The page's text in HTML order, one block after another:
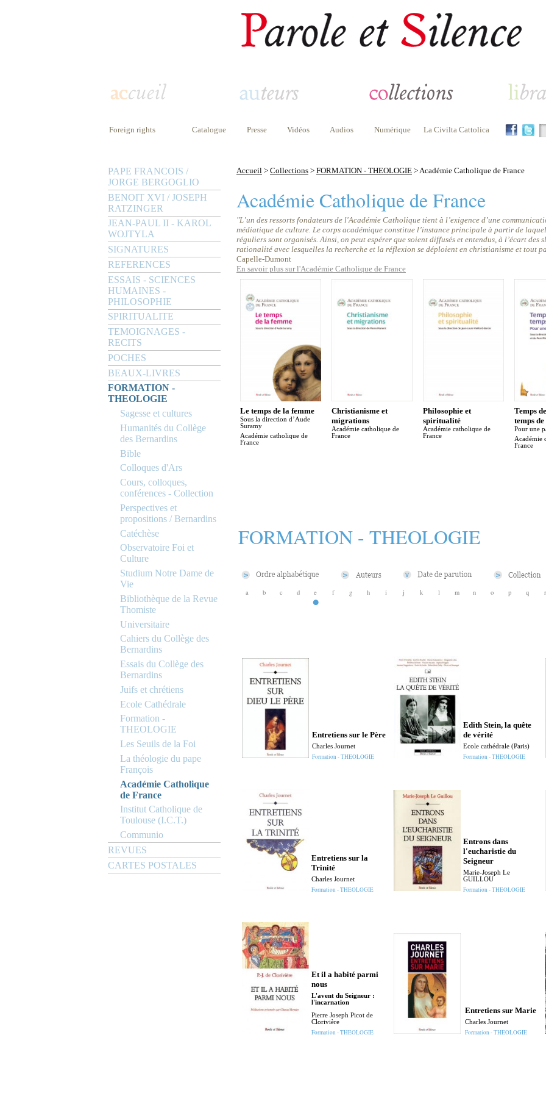
Foreign rights Catalogue Presse Vidéos Audios Numérique La Civilta Cattolica
PAPE FRANCOIS /
JORGE BERGOGLIO
BENOIT XVI / JOSEPH
RATZINGER
JEAN-PAUL II - KAROL
WOJTYLA
SIGNATURES
REFERENCES
ESSAIS - SCIENCES
HUMAINES -
PHILOSOPHIE
SPIRITUALITE
TEMOIGNAGES -
RECITS
POCHES
BEAUX-LIVRES
FORMATION -
THEOLOGIE
Sagesse et cultures
Humanités du Collège
des Bernardins
Bible
Colloques d'Ars
Cours, colloques,
conférences - Collection
Perspectives et
propositions / Bernardins
Catéchèse
Observatoire Foi et
Culture
Studium Notre Dame de
Vie
Bibliothèque de la Revue
Thomiste
Universitaire
Cahiers du Collège des
Bernardins
Essais du Collège des
Bernardins
Juifs et chrétiens
Ecole Cathédrale
Formation -
THEOLOGIE
Les Seuils de la Foi
La théologie du pape
François
Académie Catholique
de France
Institut Catholique de
Toulouse (I.C.T.)
Communio
REVUES
CARTES POSTALES
Accueil > Collections > FORMATION - THEOLOGIE > Académie Catholique de France
Académie Catholique de France
"L’un des ressorts fondateurs de l'Académie Catholique tient à l’exigence d’une
médiatique de culture. Le corps académique constitue l’instance principale à partir de
réguliers sont organisés. Ainsi, on peut espérer que soient diffusés et entendus, à l’écart des
rationalité avec lesquelles la recherche et la réflexion se déploient en christianisme et tout
Capelle-Dumont
En savoir plus sur l'Académie Catholique de France
Le temps de la femme
Sous la direction d’Aude
Suramy
Académie catholique de
France
Christianisme et
migrations
Académie catholique de
France
Philosophie et
spiritualité
Académie catholique de
France
Temps
temps
Pour une
Académie
France
FORMATION - THEOLOGIE
a b c d e f g h i j k l m n o p q r
Entretiens sur le Père
Charles Journet
Formation - THEOLOGIE
Edith Stein, la quête
de vérité
Ecole cathédrale (Paris)
Formation - THEOLOGIE
Entretiens sur la
Trinité
Charles Journet
Formation - THEOLOGIE
Entrons dans
l'eucharistie du
Seigneur
Marie-Joseph Le
GUILLOU
Formation - THEOLOGIE
Et il a habité parmi
nous
L'avent du Seigneur :
l'incarnation
Pierre Joseph Picot de
Clorivière
Formation - THEOLOGIE
Entretiens sur Marie
Charles Journet
Formation - THEOLOGIE